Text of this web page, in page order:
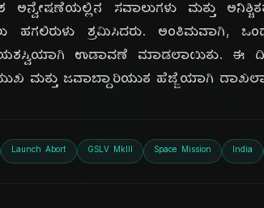
ಸವಾಲುಗಳು ಮತ್ತು
ಹಗಲಿರುಳು ಶ್ರಮಿಸಿದರು. ಅಂತಿಮವಾಗಿ,
ಯಶಸ್ವಿಯಾಗಿ ಉಡಾವಣೆ ಮಾಡಲಾಯಿತು. ಈ
ಮತ್ತು ಜವಾಬ್ದಾರಿಯುತ ಹೆಜ್ಜೆಯಾಗಿ
Launch Abort GSLV MkIII Space Mission India